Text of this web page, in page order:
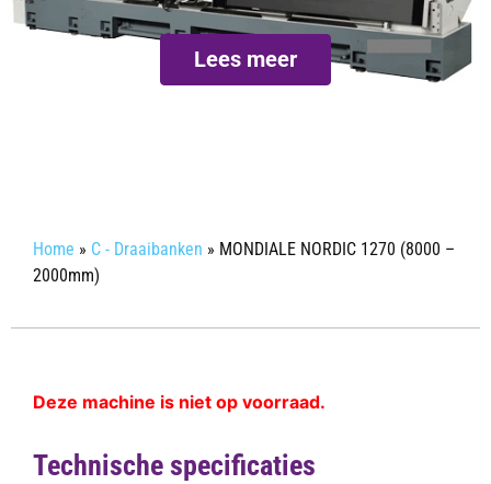
Lees meer
Home » C - Draaibanken » MONDIALE NORDIC 1270 (8000 –
2000mm)
Deze machine is niet op voorraad.
Technische specificaties